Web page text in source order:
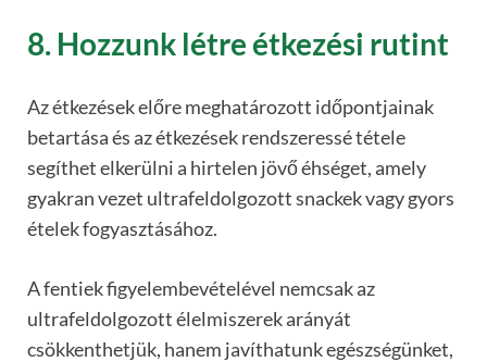
8. Hozzunk létre étkezési rutint
Az étkezések előre meghatározott időpontjainak
betartása és az étkezések rendszeressé tétele
segíthet elkerülni a hirtelen jövő éhséget, amely
gyakran vezet ultrafeldolgozott snackek vagy gyors
ételek fogyasztásához.
A fentiek figyelembevételével nemcsak az
ultrafeldolgozott élelmiszerek arányát
csökkenthetjük, hanem javíthatunk egészségünket,